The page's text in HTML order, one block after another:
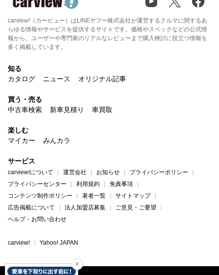
carview!（カービュー）はLINEヤフー株式会社が運営するクルマに関するあ
らゆる情報やサービスを提供するサイトです。価格やスペックなどの公式情
報から、ユーザーや専門家のリアルなレビューまで購入検討に役立つ情報を
多く掲載しています。
知る
カタログ
ニュース オリジナル記事
買う・売る
中古車検索
新車見積り 車買取
楽しむ
マイカー
みんカラ
サービス
carview!について 運営会社 お知らせ
プライバシーポリシー
プライバシーセンター
利用規約
免責事項
コンテンツ制作ポリシー
著者一覧
サイトマップ
広告掲載について
法人加盟店募集
ご意見・ご要望
ヘルプ・お問い合わせ
carview! Yahoo! JAPAN